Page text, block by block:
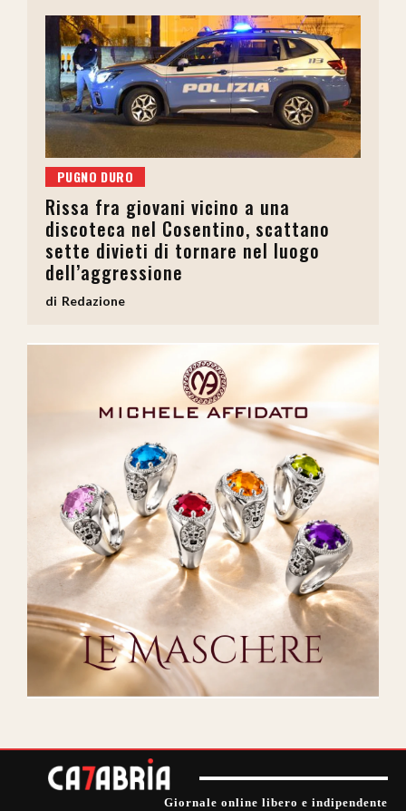
PUGNO DURO
Rissa fra giovani vicino a una
discoteca nel Cosentino, scattano
sette divieti di tornare nel luogo
dell’aggressione
Redazione
Giornale online libero e indipendente